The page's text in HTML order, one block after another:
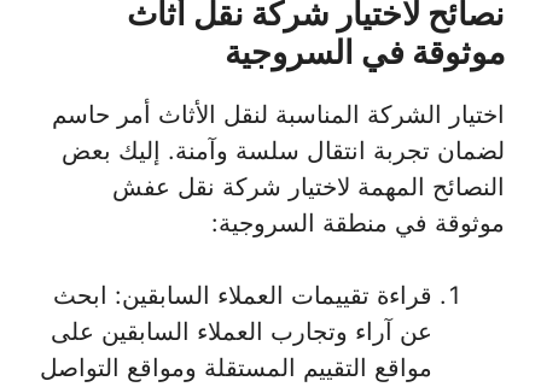
نصائح لاختيار شركة نقل أثاث
موثوقة في السروجية
اختيار الشركة المناسبة لنقل الأثاث أمر حاسم
لضمان تجربة انتقال سلسة وآمنة. إليك بعض
النصائح المهمة لاختيار شركة نقل عفش
موثوقة في منطقة السروجية:
قراءة تقييمات العملاء السابقين: ابحث
عن آراء وتجارب العملاء السابقين على
مواقع التقييم المستقلة ومواقع التواصل